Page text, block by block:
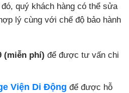
quý khách hàng có thể sửa
lý cùng với chế độ bảo hành
(miễn phí) để được tư vấn chi
Viện Di Động để được hỗ